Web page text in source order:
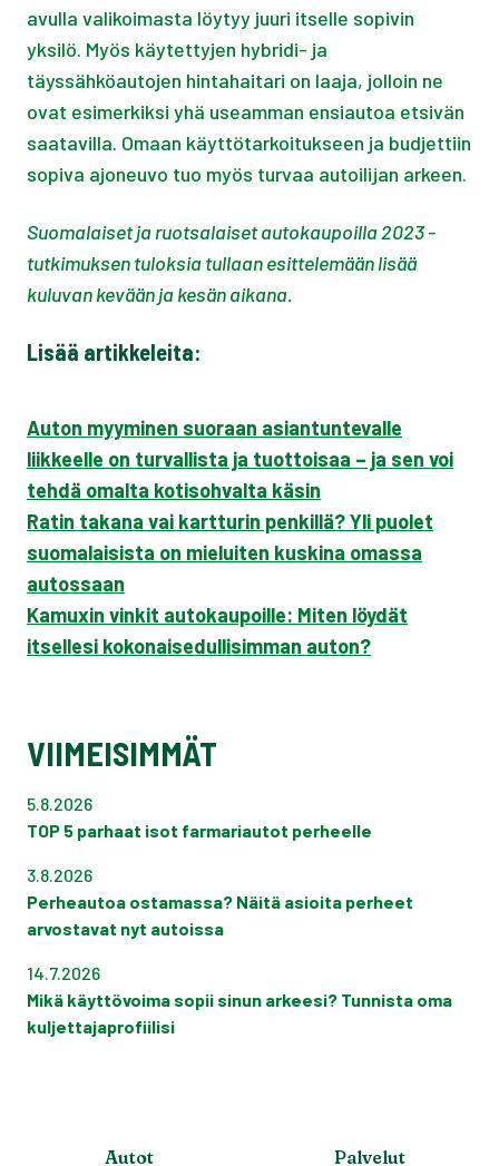
avulla valikoimasta löytyy juuri itselle sopivin
yksilö. Myös käytettyjen hybridi- ja
täyssähköautojen hintahaitari on laaja, jolloin ne
ovat esimerkiksi yhä useamman ensiautoa etsivän
saatavilla. Omaan käyttötarkoitukseen ja budjettiin
sopiva ajoneuvo tuo myös turvaa autoilijan arkeen.
Suomalaiset ja ruotsalaiset autokaupoilla 2023 -
tutkimuksen tuloksia tullaan esittelemään lisää
kuluvan kevään ja kesän aikana.
Lisää artikkeleita:
Auton myyminen suoraan asiantuntevalle
liikkeelle on turvallista ja tuottoisaa – ja sen voi
tehdä omalta kotisohvalta käsin
Ratin takana vai kartturin penkillä? Yli puolet
suomalaisista on mieluiten kuskina omassa
autossaan
Kamuxin vinkit autokaupoille: Miten löydät
itsellesi kokonaisedullisimman auton?
VIIMEISIMMÄT
5.8.2026
TOP 5 parhaat isot farmariautot perheelle
3.8.2026
Perheautoa ostamassa? Näitä asioita perheet
arvostavat nyt autoissa
14.7.2026
Mikä käyttövoima sopii sinun arkeesi? Tunnista oma
kuljettajaprofiilisi
Autot Palvelut